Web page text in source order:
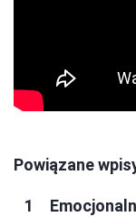
Powiązane